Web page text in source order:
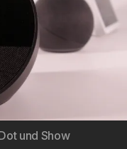
und Show